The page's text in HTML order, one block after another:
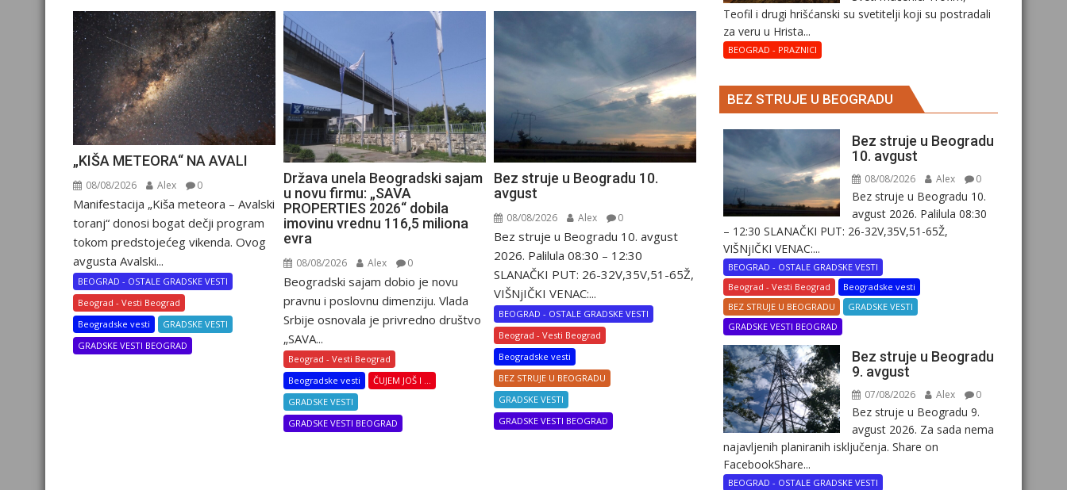
„KIŠA METEORA“ NA AVALI
08/08/2026 Alex 0
Manifestacija „Kiša meteora – Avalski
toranj“ donosi bogat dečji program
tokom predstojećeg vikenda. Ovog
avgusta Avalski...
BEOGRAD - OSTALE GRADSKE VESTI
Beograd - Vesti Beograd
Beogradske vesti
GRADSKE VESTI
GRADSKE VESTI BEOGRAD
Država unela Beogradski sajam
u novu firmu: „SAVA
PROPERTIES 2026“ dobila
imovinu vrednu 116,5 miliona
evra
08/08/2026 Alex 0
Beogradski sajam dobio je novu
pravnu i poslovnu dimenziju. Vlada
Srbije osnovala je privredno društvo
„SAVA...
Beograd - Vesti Beograd
Beogradske vesti
ČUJEM JOŠ I ...
GRADSKE VESTI
GRADSKE VESTI BEOGRAD
Bez struje u Beogradu 10.
avgust
08/08/2026 Alex 0
Bez struje u Beogradu 10. avgust
2026. Palilula 08:30 – 12:30
SLANAČKI PUT: 26-32V,35V,51-65Ž,
VIŠNjIČKI VENAC:...
BEOGRAD - OSTALE GRADSKE VESTI
Beograd - Vesti Beograd
Beogradske vesti
BEZ STRUJE U BEOGRADU
GRADSKE VESTI
GRADSKE VESTI BEOGRAD
Teofil i drugi hrišćanski su svetitelji koji su postradali
za veru u Hrista...
BEOGRAD - PRAZNICI
BEZ STRUJE U BEOGRADU
Bez struje u Beogradu
10. avgust
08/08/2026 Alex 0
Bez struje u Beogradu 10.
avgust 2026. Palilula 08:30
– 12:30 SLANAČKI PUT: 26-32V,35V,51-65Ž,
VIŠNjIČKI VENAC:...
BEOGRAD - OSTALE GRADSKE VESTI
Beograd - Vesti Beograd
Beogradske vesti
BEZ STRUJE U BEOGRADU
GRADSKE VESTI
GRADSKE VESTI BEOGRAD
Bez struje u Beogradu
9. avgust
07/08/2026 Alex 0
Bez struje u Beogradu 9.
avgust 2026. Za sada nema
najavljenih planiranih isključenja. Share on
FacebookShare...
BEOGRAD - OSTALE GRADSKE VESTI